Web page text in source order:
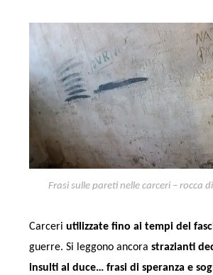
Frasi sulle pareti nelle carceri – rocca
Carceri utilizzate fino ai tempi del
guerre. Si leggono ancora strazianti
insulti al duce… frasi di speranza e